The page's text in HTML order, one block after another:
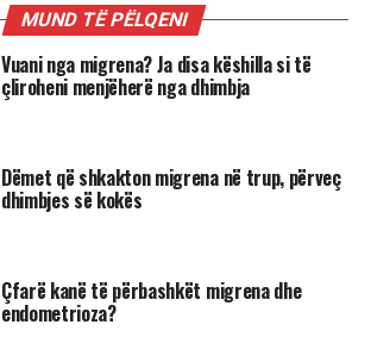
MUND TË PËLQENI
Vuani nga migrena? Ja disa këshilla si të
çliroheni menjëherë nga dhimbja
Dëmet që shkakton migrena në trup, përveç
dhimbjes së kokës
Çfarë kanë të përbashkët migrena dhe
endometrioza?